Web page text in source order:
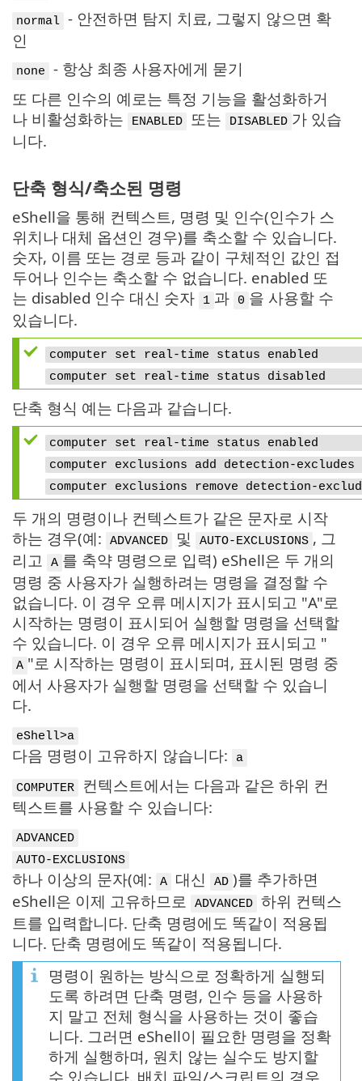
normal
- 안전하면 탐지 치료, 그렇지 않으면 확
인
none
- 항상 최종 사용자에게 묻기
또 다른 인수의 예로는 특정 기능을 활성화하거
나 비활성화하는
ENABLED 또는 DISABLED 가 있습
니다.
단축 형식/축소된 명령
eShell을 통해 컨텍스트, 명령 및 인수(인수가 스
위치나 대체 옵션인 경우)를 축소할 수 있습니다.
숫자, 이름 또는 경로 등과 같이 구체적인 값인 접
두어나 인수는 축소할 수 없습니다. enabled 또
는 disabled 인수 대신 숫자
1 과 0 을 사용할 수
있습니다.
computer set real-time status
computer set real-time status
단축 형식 예는 다음과 같습니다.
computer set real-time status
computer exclusions add detection-
computer exclusions remove
두 개의 명령이나 컨텍스트가 같은 문자로 시작
하는 경우(예:
ADVANCED 및 AUTO-EXCLUSIONS , 그
리고
A 를 축약 명령으로 입력) eShell은 두 개의
명령 중 사용자가 실행하려는 명령을 결정할 수
없습니다. 이 경우 오류 메시지가 표시되고 "A"로
시작하는 명령이 표시되어 실행할 명령을 선택할
수 있습니다. 이 경우 오류 메시지가 표시되고 "
A "로 시작하는 명령이 표시되며, 표시된 명령 중
에서 사용자가 실행할 명령을 선택할 수 있습니
다.
eShell>a
다음 명령이 고유하지 않습니다: a
COMPUTER
컨텍스트에서는 다음과 같은 하위 컨
텍스트를 사용할 수 있습니다:
ADVANCED
AUTO-EXCLUSIONS
하나 이상의 문자(예: A 대신 AD )를 추가하면
eShell은 이제 고유하므로
ADVANCED
하위 컨텍스
트를 입력합니다. 단축 명령에도 똑같이 적용됩
니다. 단축 명령에도 똑같이 적용됩니다.
명령이 원하는 방식으로 정확하게 실행되
도록 하려면 단축 명령, 인수 등을 사용하
지 말고 전체 형식을 사용하는 것이 좋습
니다. 그러면 eShell이 필요한 명령을 정확
하게 실행하며, 원치 않는 실수도 방지할
수 있습니다. 배치 파일/스크립트의 경우